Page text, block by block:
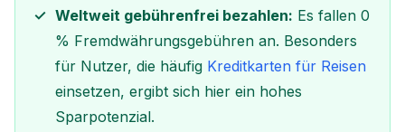
Weltweit gebührenfrei bezahlen: Es fallen 0
% Fremdwährungsgebühren an. Besonders
für Nutzer, die häufig Kreditkarten für Reisen
einsetzen, ergibt sich hier ein hohes
Sparpotenzial.